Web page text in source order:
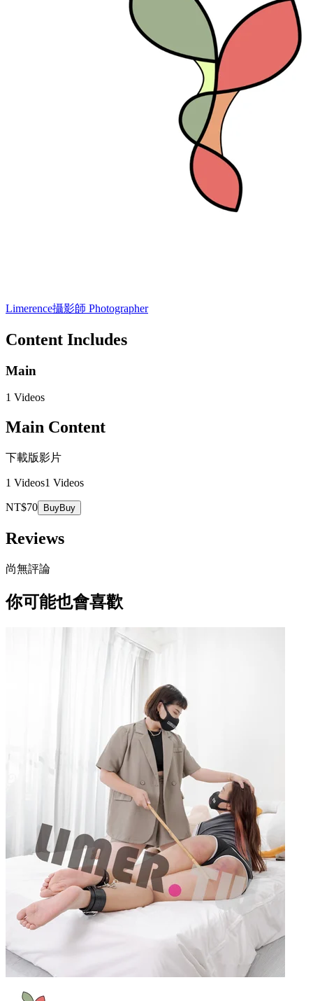
Limerence攝影師 Photographer
Content Includes
Main
1 Videos
Main Content
下載版影片
1 Videos1 Videos
NT$70 BuyBuy
Reviews
尚無評論
你可能也會喜歡